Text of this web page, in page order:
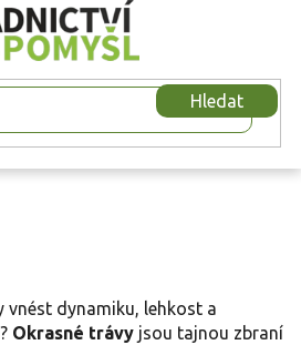
Hledat
vnést dynamiku, lehkost a
Okrasné trávy jsou tajnou zbraní